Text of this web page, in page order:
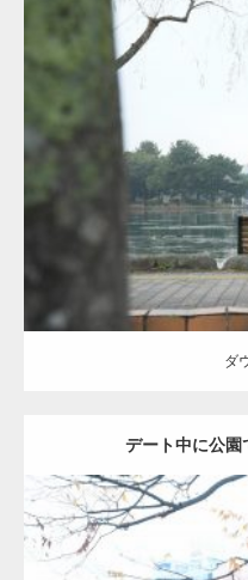
公園のマッチョ
ダウンロード
ダ
デート中に公園